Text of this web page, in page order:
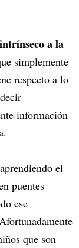
a la
simplemente
respecto a lo
información
el
puentes
ese
que son